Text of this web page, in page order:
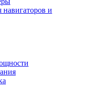
навигаторов и